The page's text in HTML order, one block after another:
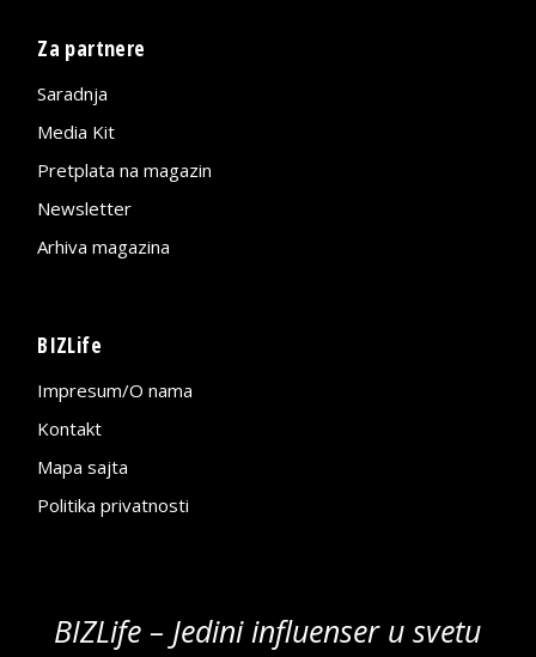
Za partnere
Saradnja
Media Kit
Pretplata na magazin
Newsletter
Arhiva magazina
BIZLife
Impresum/O nama
Kontakt
Mapa sajta
Politika privatnosti
BIZLife – Jedini influenser u svetu